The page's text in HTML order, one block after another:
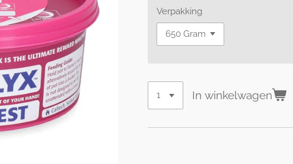
Verpakking
In winkelwagen